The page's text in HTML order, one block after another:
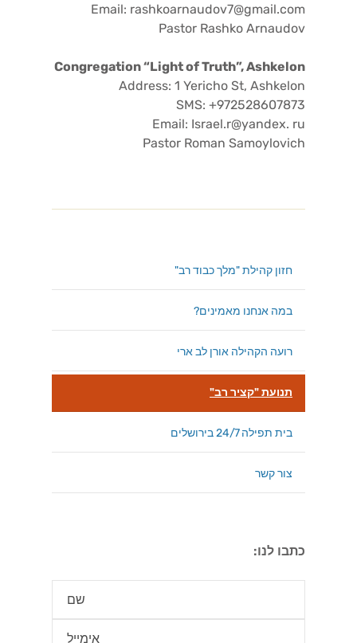
Email: rashkoarnaudov7@gmail.com
Pastor Rashko Arnaudov
Congregation “Light of Truth”, Ashkelon
Address: 1 Yericho St, Ashkelon
SMS: +972528607873
Email: Israel.r@yandex. ru
Pastor Roman Samoylovich
חזון קהילת "מלך כבוד רב"
במה אנחנו מאמינים?
רועה הקהילה אורן לב ארי
תנועת "קציר רב"
בית תפילה 24/7 בירושלים
צור קשר
כתבו לנו: